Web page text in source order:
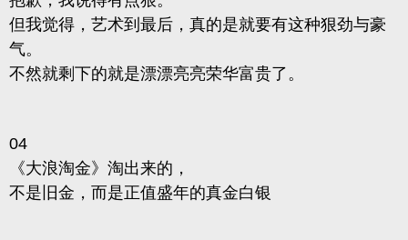
但我觉得，艺术到最后，真的是就要有这种狠劲与豪
气。
不然就剩下的就是漂漂亮亮荣华富贵了。
04
《大浪淘金》淘出来的，
不是旧金，而是正值盛年的真金白银